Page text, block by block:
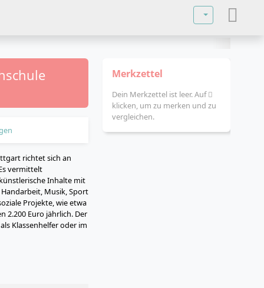
Sprache
richtet sich an
vermittelt
Inhalte mit
Musik, Sport
Projekte, wie etwa
2.200 Euro jährlich. Der
Klassenhelfer oder im
Merkzettel
Dein Merkzettel ist leer. Auf
klicken, um zu merken und zu
vergleichen.